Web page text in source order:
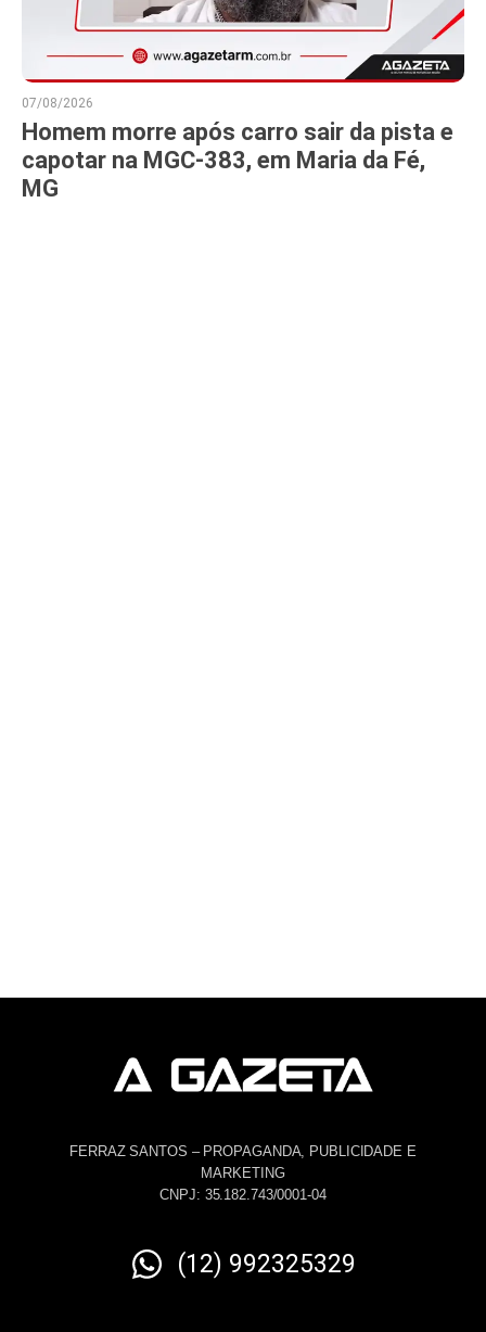
07/08/2026
Homem morre após carro sair da pista e
capotar na MGC-383, em Maria da Fé,
MG
FERRAZ SANTOS – PROPAGANDA, PUBLICIDADE E
MARKETING
CNPJ: 35.182.743/0001-04
(12) 992325329